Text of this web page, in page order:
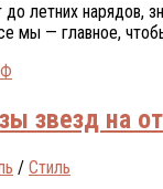
летних нарядов,
мы — главное,
звезд на
/ Стиль